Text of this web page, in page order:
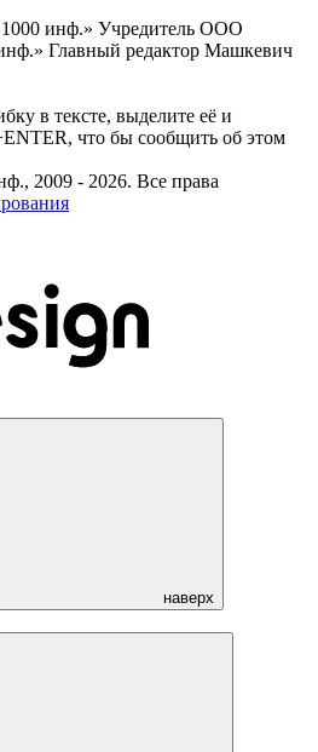
инф.» Учредитель ООО
Главный редактор Машкевич
в тексте, выделите её и
что бы сообщить об этом
2009 - 2026. Все права
наверх